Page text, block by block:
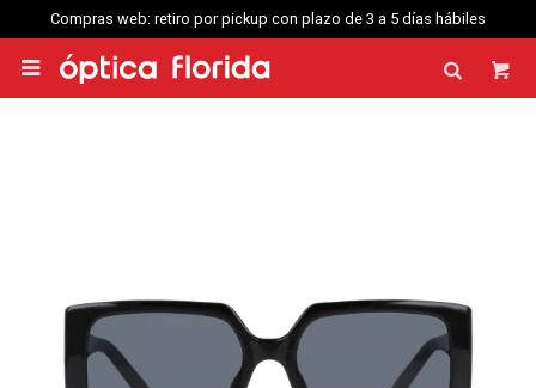
Compras web: retiro por pickup con plazo de 3 a 5 días hábiles
